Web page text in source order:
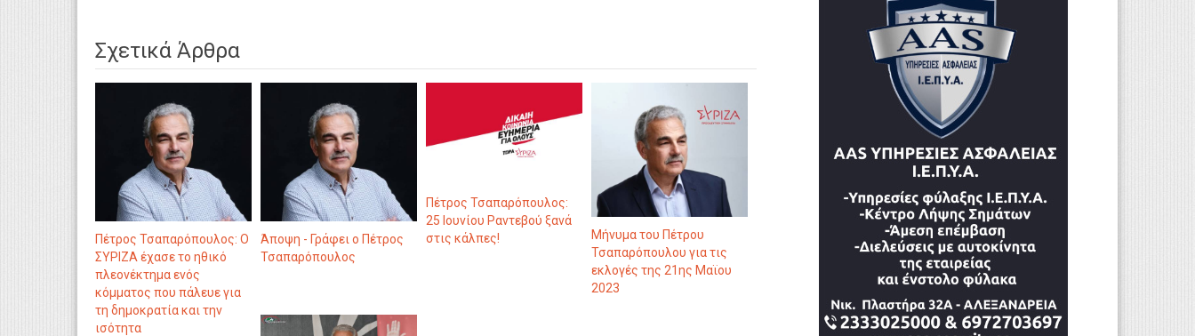
Σχετικά Άρθρα
Πέτρος Τσαπαρόπουλος: Ο
ΣΥΡΙΖΑ έχασε το ηθικό
πλεονέκτημα ενός
κόμματος που πάλευε για
τη δημοκρατία και την
ισότητα
Άποψη - Γράφει ο Πέτρος
Τσαπαρόπουλος
Πέτρος Τσαπαρόπουλος:
25 Ιουνίου Ραντεβού ξανά
στις κάλπες!
Μήνυμα του Πέτρου
Τσαπαρόπουλου για τις
εκλογές της 21ης Μαϊου
2023